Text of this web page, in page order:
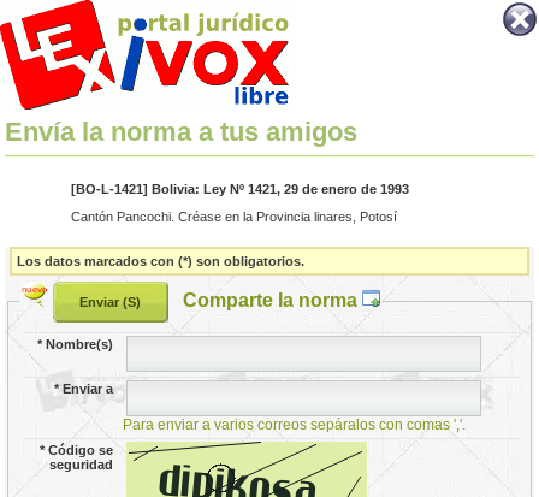
Envía la norma a tus amigos
[BO-L-1421] Bolivia: Ley Nº 1421, 29 de enero de 1993
Cantón Pancochi. Créase en la Provincia linares, Potosí
Los datos marcados con (*) son obligatorios.
Comparte la norma
*Nombre(s)
*Enviar a
Para enviar a varios correos sepáralos con comas ','.
*Código se
seguridad